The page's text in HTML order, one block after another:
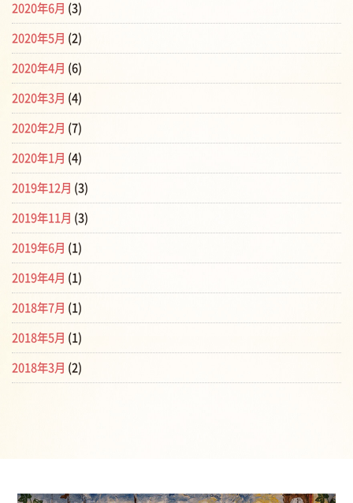
2020年6月 (3)
2020年5月 (2)
2020年4月 (6)
2020年3月 (4)
2020年2月 (7)
2020年1月 (4)
2019年12月 (3)
2019年11月 (3)
2019年6月 (1)
2019年4月 (1)
2018年7月 (1)
2018年5月 (1)
2018年3月 (2)